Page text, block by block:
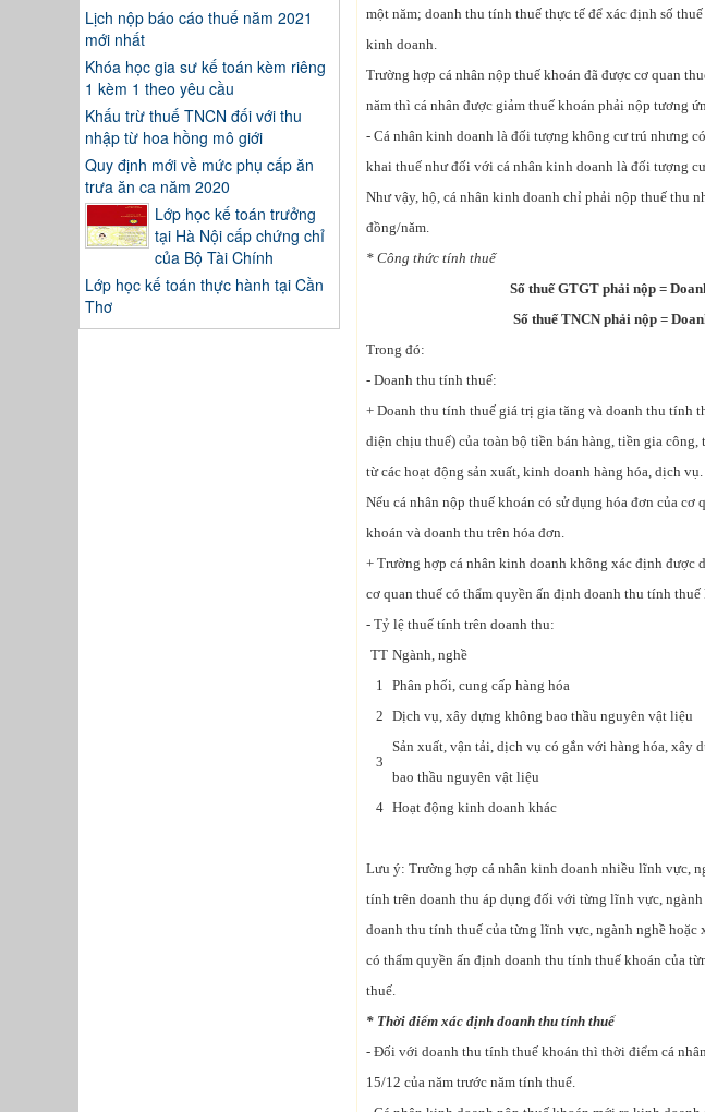
Lịch nộp báo cáo thuế năm 2021
mới nhất
Khóa học gia sư kế toán kèm riêng
1 kèm 1 theo yêu cầu
Khấu trừ thuế TNCN đối với thu
nhập từ hoa hồng mô giới
Quy định mới về mức phụ cấp ăn
trưa ăn ca năm 2020
Lớp học kế toán trưởng
tại Hà Nội cấp chứng chỉ
của Bộ Tài Chính
Lớp học kế toán thực hành tại Cần
Thơ
một năm; doanh thu tính thuế thực tế để xác định số
kinh doanh.
Trường hợp cá nhân nộp thuế khoán đã được cơ quan
năm thì cá nhân được giảm thuế khoán phải nộp tương
- Cá nhân kinh doanh là đối tượng không cư trú nhưng
khai thuế như đối với cá nhân kinh doanh là đối tượng
Như vậy, hộ, cá nhân kinh doanh chỉ phải nộp thuế thu
đồng/năm.
* Công thức tính thuế
Số thuế GTGT phải nộp =
Số thuế TNCN phải nộp =
Trong đó:
- Doanh thu tính thuế:
+ Doanh thu tính thuế giá trị gia tăng và doanh thu tính
diện chịu thuế) của toàn bộ tiền bán hàng, tiền gia
từ các hoạt động sản xuất, kinh doanh hàng hóa, dịch vụ.
Nếu cá nhân nộp thuế khoán có sử dụng hóa đơn của
khoán và doanh thu trên hóa đơn.
+ Trường hợp cá nhân kinh doanh không xác định
cơ quan thuế có thẩm quyền ấn định doanh thu tính
- Tỷ lệ thuế tính trên doanh thu:
TT Ngành, nghề
1 Phân phối, cung cấp hàng hóa
2 Dịch vụ, xây dựng không bao thầu nguyên vật liệu
3
Sản xuất, vận tải, dịch vụ có gắn với hàng hóa, xây
bao thầu nguyên vật liệu
4 Hoạt động kinh doanh khác
Lưu ý: Trường hợp cá nhân kinh doanh nhiều lĩnh vực,
tính trên doanh thu áp dụng đối với từng lĩnh vực,
doanh thu tính thuế của từng lĩnh vực, ngành nghề
có thẩm quyền ấn định doanh thu tính thuế khoán của
thuế.
* Thời điểm xác định doanh thu tính thuế
- Đối với doanh thu tính thuế khoán thì thời điểm cá
15/12 của năm trước năm tính thuế.